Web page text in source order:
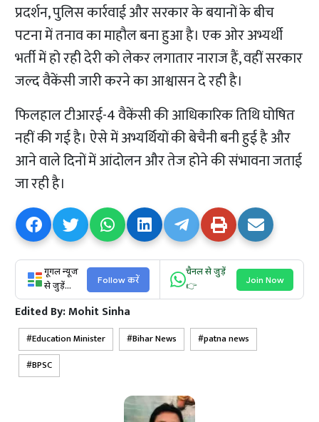
प्रदर्शन, पुलिस कार्रवाई और सरकार के बयानों के बीच
पटना में तनाव का माहौल बना हुआ है। एक ओर अभ्यर्थी
भर्ती में हो रही देरी को लेकर लगातार नाराज हैं, वहीं सरकार
जल्द वैकेंसी जारी करने का आश्वासन दे रही है।
फिलहाल टीआरई-4 वैकेंसी की आधिकारिक तिथि घोषित
नहीं की गई है। ऐसे में अभ्यर्थियों की बेचैनी बनी हुई है और
आने वाले दिनों में आंदोलन और तेज होने की संभावना जताई
जा रही है।
गूगल न्यूज
से जुड़ें...
Follow करें
चैनल से जुड़ें
👉
Join Now
Edited By:Mohit Sinha
Education Minister Bihar News
patna news
BPSC